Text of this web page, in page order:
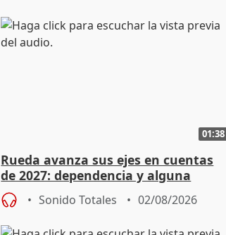
01:38
Rueda avanza sus ejes en cuentas
de 2027: dependencia y alguna
rebaja fiscal más en vivienda
Sonido Totales 02/08/2026